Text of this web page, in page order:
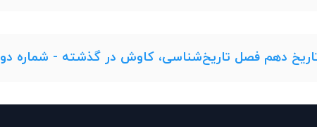
دهم فصل تاریخ‌شناسی، کاوش در گذشته - شماره دو